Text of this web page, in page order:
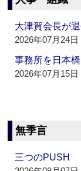
大津賀会長が
2026年07月24日
事務所を日本
2026年07月15日
無季言
三つのPUSH